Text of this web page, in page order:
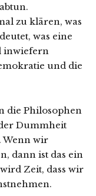
zu klären, was
was eine
inwiefern
und die
die Philosophen
Dummheit
Wenn wir
dann ist das ein
Zeit, dass wir